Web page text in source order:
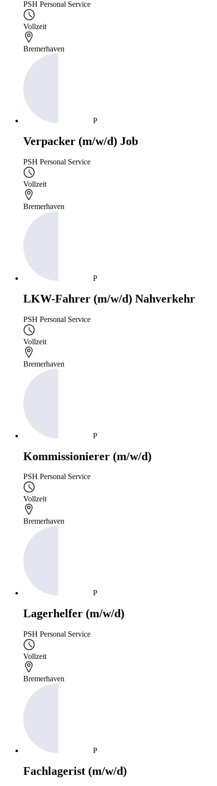
PSH Personal Service
Vollzeit
Bremerhaven
P
Verpacker (m/w/d) Job
PSH Personal Service
Vollzeit
Bremerhaven
P
LKW-Fahrer (m/w/d) Nahverkehr
PSH Personal Service
Vollzeit
Bremerhaven
P
Kommissionierer (m/w/d)
PSH Personal Service
Vollzeit
Bremerhaven
P
Lagerhelfer (m/w/d)
PSH Personal Service
Vollzeit
Bremerhaven
P
Fachlagerist (m/w/d)